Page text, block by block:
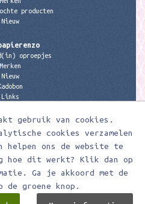
gebruik van cookies.
cookies verzamelen
helpen ons de website te
hoe dit werkt? Klik dan op
Ga je akkoord met de
de groene knop.
producten
Nieuw
oproepjes
Merken
Nieuw
Links
163 36
58807179
853190859B01